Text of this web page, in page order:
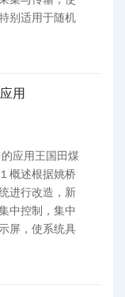
别适用于随机
用
应用王国田煤
概述根据姚桥
进行改造，新
中控制，集中
屏，使系统具